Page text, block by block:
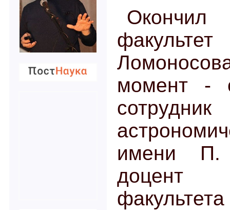
момент -
сотрудник
имени П.
доцент